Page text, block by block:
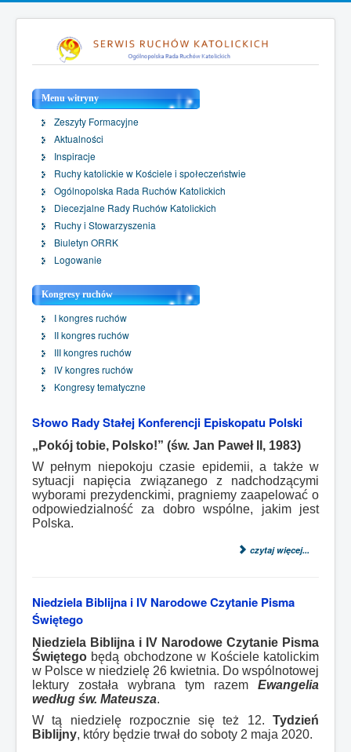
Menu witryny
Zeszyty Formacyjne
Aktualności
Inspiracje
Ruchy katolickie w Kościele i społeczeństwie
Ogólnopolska Rada Ruchów Katolickich
Diecezjalne Rady Ruchów Katolickich
Ruchy i Stowarzyszenia
Biuletyn ORRK
Logowanie
Kongresy ruchów
I kongres ruchów
II kongres ruchów
III kongres ruchów
IV kongres ruchów
Kongresy tematyczne
Słowo Rady Stałej Konferencji Episkopatu Polski
„Pokój tobie, Polsko!” (św. Jan Paweł II, 1983)
W pełnym niepokoju czasie epidemii, a także w
sytuacji napięcia związanego z nadchodzącymi
wyborami prezydenckimi, pragniemy zaapelować o
odpowiedzialność za dobro wspólne, jakim jest
Polska.
czytaj więcej...
Niedziela Biblijna i IV Narodowe Czytanie Pisma
Świętego
Niedziela Biblijna i IV Narodowe Czytanie Pisma
Świętego będą obchodzone w Kościele katolickim
w Polsce w niedzielę 26 kwietnia. Do wspólnotowej
lektury została wybrana tym razem Ewangelia
według św. Mateusza.
W tą niedzielę rozpocznie się też 12. Tydzień
Biblijny, który będzie trwał do soboty 2 maja 2020.